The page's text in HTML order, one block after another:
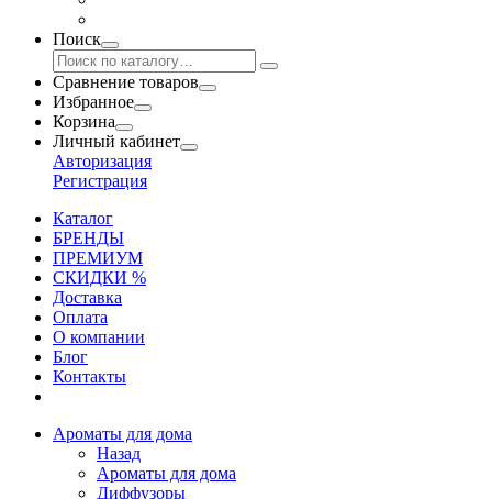
Поиск
Сравнение товаров
Избранное
Корзина
Личный кабинет
Авторизация
Регистрация
Каталог
БРЕНДЫ
ПРЕМИУМ
СКИДКИ %
Доставка
Оплата
О компании
Блог
Контакты
Ароматы для дома
Назад
Ароматы для дома
Диффузоры